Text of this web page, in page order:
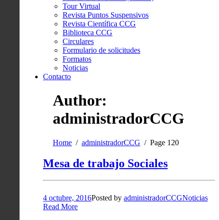
Tour Virtual
Revista Puntos Suspensivos
Revista Científica CCG
Biblioteca CCG
Circulares
Formulario de solicitudes
Formatos
Noticias
Contacto
Author:
administradorCCG
Home administradorCCG Page 120
Mesa de trabajo Sociales
4 octubre, 2016Posted by administradorCCGNoticias
Read More